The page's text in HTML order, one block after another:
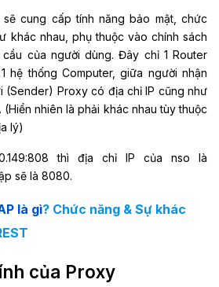
cung cấp tính năng bảo mật, chức
khác nhau, phụ thuộc vào chính sách
của người dùng. Đây chỉ 1 Router
hệ thống Computer, giữa người nhận
(Sender) Proxy có địa chỉ IP cũng như
nhiên là phải khác nhau tùy thuộc
lý)
thì địa chỉ IP của nso là
sẽ là 8080.
là gì? Chức năng & Sự khác
của Proxy